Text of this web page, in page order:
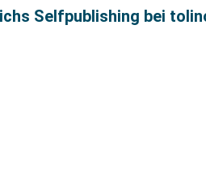
Selfpublishing bei